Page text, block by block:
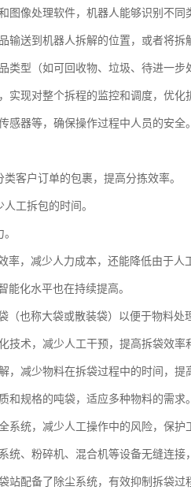
像处理软件，机器人能够识别不同
送到机器人拆解的位置，或者将拆
型（如可回收物、垃圾、待进一步
现对整个拆程的监控和调度，优化
器等，确保操作过程中人员的安全。
客户订单的包裹，提高分拣效率。
工拆包的时间。
率，减少人力成本，还能降低由于
能化水平也在持续提高。
（也称大袋或散装袋）以便于物料处
术，减少人工干预，提高拆袋效率
减少物料在拆袋过程中的时间，提
规格的吨袋，适应多种物料的需求。
统，减少人工操作中的风险，保护
、粉碎机、混合机等设备无缝连接
配备了除尘系统，有效抑制拆袋过